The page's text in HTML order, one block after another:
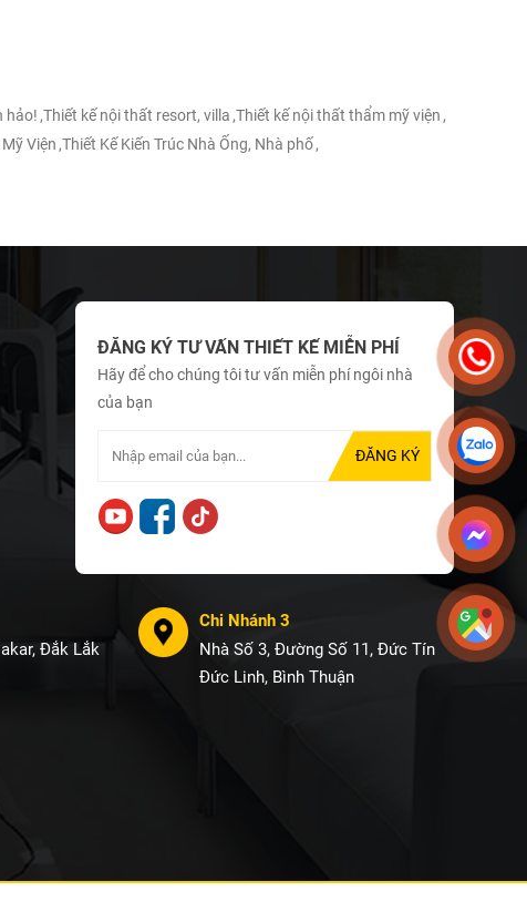
hảo! ,Thiết kế nội thất resort, villa ,Thiết kế nội thất thẩm mỹ viện ,
Viện ,Thiết Kế Kiến Trúc Nhà Ống, Nhà phố,
ĐĂNG KÝ TƯ VẤN THIẾT KẾ MIỄN PHÍ
Hãy để cho chúng tôi tư vấn miễn phí ngôi nhà
của bạn
Đắk Lắk
Chi Nhánh 3
Nhà Số 3, Đường Số 11, Đức Tín
Đức Linh, Bình Thuận